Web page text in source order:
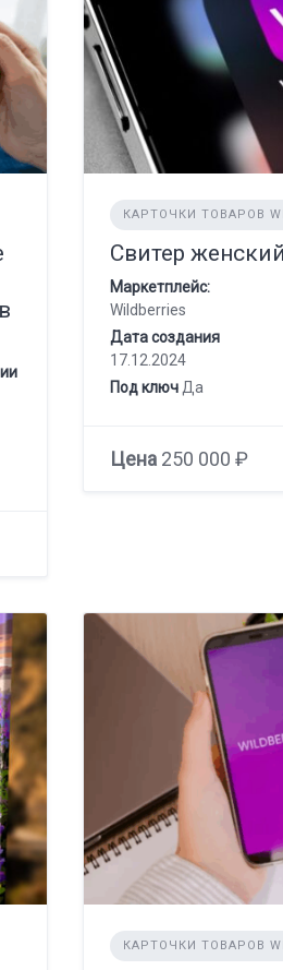
КАРТОЧКИ ТОВАРОВ
Свитер женский
Маркетплейс:
Wildberries
Дата создания
17.12.2024
Под ключДа
Цена250 000 ₽
КАРТОЧКИ ТОВАРОВ